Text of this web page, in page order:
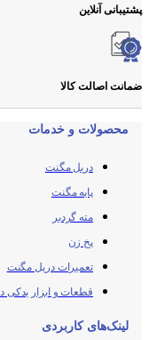
پشتیبانی آنلاین
ضمانت اصالت کالا
محصولات و خدمات
دریل مگنت
پایه مگنت
مته گردبر
پخ زن
تعمیرات دریل مگنت
قطعات و ابزار یدکی
لینک‌های کاربردی